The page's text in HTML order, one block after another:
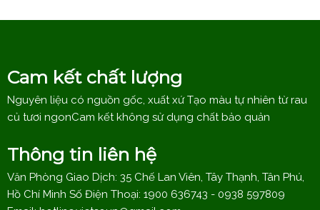
Cam kết chất lượng
Nguyên liệu có nguồn gốc, xuất xứ Tạo màu tự nhiên từ rau
củ tươi ngonCam kết không sử dụng chất bảo quản
Thông tin liên hệ
Văn Phòng Giao Dịch: 35 Chế Lan Viên, Tây Thạnh, Tân Phú,
Hồ Chí Minh Số Điện Thoại: 1900 636743 - 0938 597809